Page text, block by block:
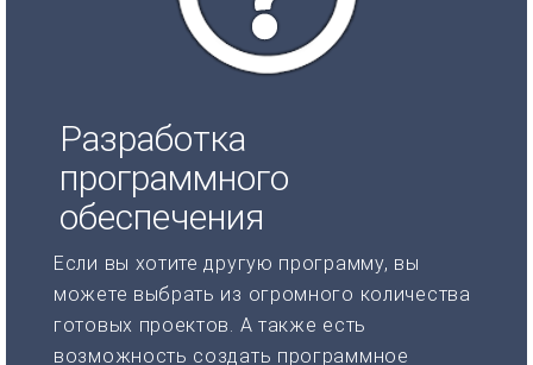
Разработка
программного
обеспечения
Если вы хотите другую программу, вы
можете выбрать из огромного количества
готовых проектов. А также есть
возможность создать программное